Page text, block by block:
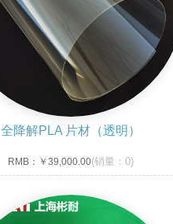
全降解PLA 片材（透明）
RMB： ￥39,000.00(销量：0)